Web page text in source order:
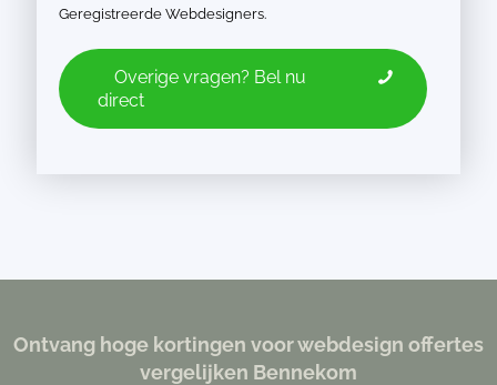
Geregistreerde Webdesigners.
Overige vragen? Bel nu
direct
Ontvang hoge kortingen voor webdesign offertes
vergelijken Bennekom